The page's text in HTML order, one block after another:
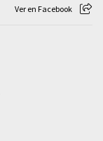
Ver en Facebook